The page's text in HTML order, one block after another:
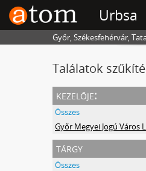
Urbsa
Győr, Székesfehérvár,
Találatok
kezelője:
Összes
Győr Megyei Jogú Város
tárgy
Összes